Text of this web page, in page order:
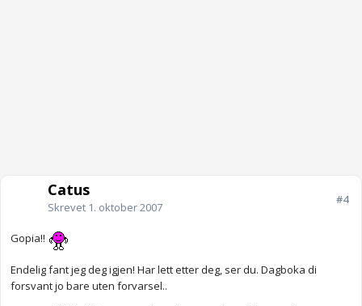
Catus
Skrevet 1. oktober 2007
#4
Gopia!!
Endelig fant jeg deg igjen! Har lett etter deg, ser du. Dagboka di
forsvant jo bare uten forvarsel..